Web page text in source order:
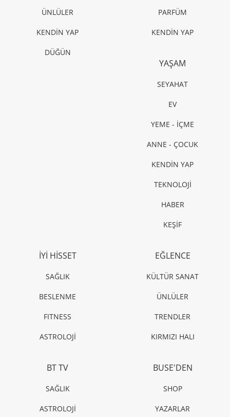
ÜNLÜLER
KENDİN YAP
DÜĞÜN
PARFÜM
KENDİN YAP
YAŞAM
SEYAHAT
EV
YEME - İÇME
ANNE - ÇOCUK
KENDİN YAP
TEKNOLOJİ
HABER
KEŞİF
İYİ HİSSET
SAĞLIK
BESLENME
FITNESS
ASTROLOJİ
EĞLENCE
KÜLTÜR SANAT
ÜNLÜLER
TRENDLER
KIRMIZI HALI
BT TV
SAĞLIK
ASTROLOJİ
BUSE'DEN
SHOP
YAZARLAR